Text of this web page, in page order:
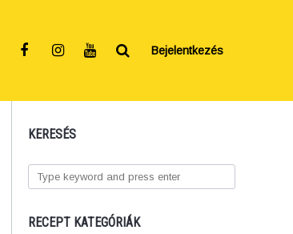
Bejelentkezés
KERESÉS
RECEPT KATEGÓRIÁK